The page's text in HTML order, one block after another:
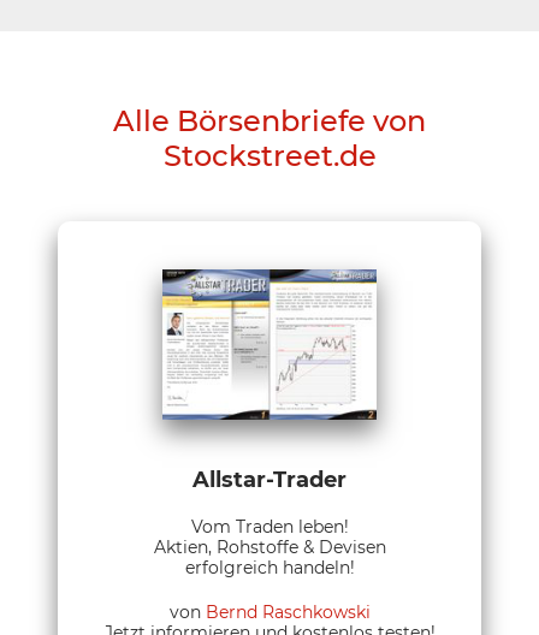
Alle Börsenbriefe von
Stockstreet.de
Allstar-Trader
Vom Traden leben!
Aktien, Rohstoffe & Devisen
erfolgreich handeln!
von Bernd Raschkowski